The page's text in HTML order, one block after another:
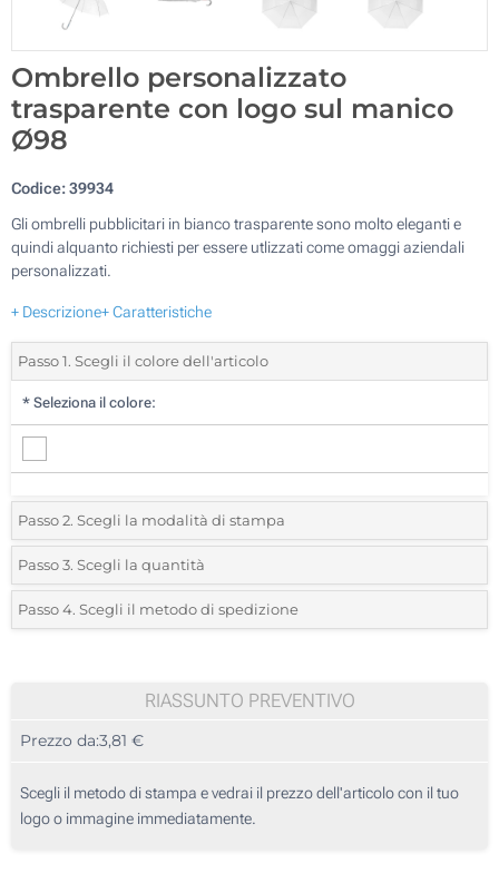
Ombrello personalizzato
trasparente con logo sul manico
Ø98
Codice:39934
Gli ombrelli pubblicitari in bianco trasparente sono molto eleganti e
quindi alquanto richiesti per essere utlizzati come omaggi aziendali
personalizzati.
+ Descrizione+ Caratteristiche
Passo 1. Scegli il colore dell'articolo
* Seleziona il colore:
Passo 2. Scegli la modalità di stampa
*Seleziona la posizione di stampa e il colore del vostro logo:
1 Colore (Sul manico)
3 Colori (Sul manico)
Senza stampa
Passo 3. Scegli la quantità
*Quantità desiderata:
20
50
100
Passo 4. Scegli il metodo di spedizione
RIASSUNTO PREVENTIVO
Prezzo da:3,81 €
Scegli il metodo di stampa e vedrai il prezzo dell'articolo con il tuo
logo o immagine immediatamente.